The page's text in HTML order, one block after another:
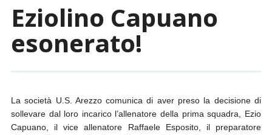
Eziolino Capuano
esonerato!
La società U.S. Arezzo comunica di aver preso la decisione di
sollevare dal loro incarico l’allenatore della prima squadra, Ezio
Capuano, il vice allenatore Raffaele Esposito, il preparatore